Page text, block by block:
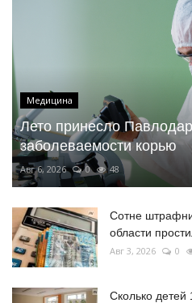
Медицина
Лето принесло
заболеваемости корью
Авг 6, 2026 0 48
Сотне
области
Авг 3, 2026 0
Сколько детей